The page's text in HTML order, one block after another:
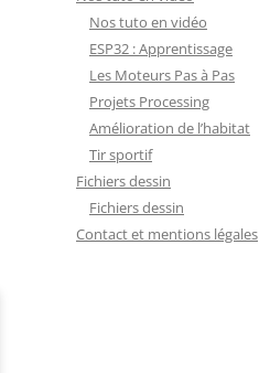
Nos tuto en vidéo
ESP32 : Apprentissage
Les Moteurs Pas à Pas
Projets Processing
Amélioration de l’habitat
Tir sportif
Fichiers dessin
Fichiers dessin
Contact et mentions légales